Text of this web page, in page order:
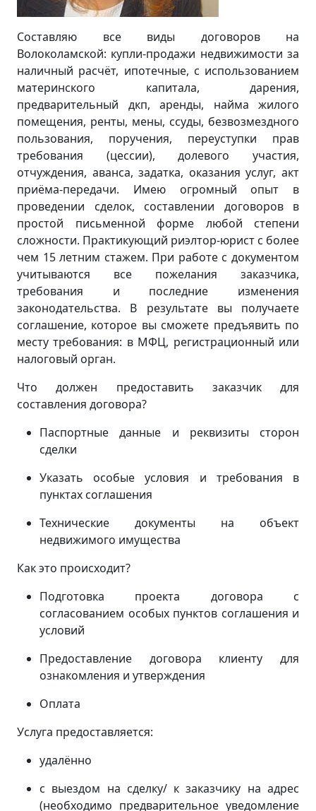
Составляю все виды договоров на
Волоколамской: купли-продажи недвижимости за
наличный расчёт, ипотечные, с использованием
материнского капитала, дарения,
предварительный дкп, аренды, найма жилого
помещения, ренты, мены, ссуды, безвозмездного
пользования, поручения, переуступки прав
требования (цессии), долевого участия,
отчуждения, аванса, задатка, оказания услуг, акт
приёма-передачи. Имею огромный опыт в
проведении сделок, составлении договоров в
простой письменной форме любой степени
сложности. Практикующий риэлтор-юрист с более
чем 15 летним стажем. При работе с документом
учитываются все пожелания заказчика,
требования и последние изменения
законодательства. В результате вы получаете
соглашение, которое вы сможете предъявить по
месту требования: в МФЦ, регистрационный или
налоговый орган.
Что должен предоставить заказчик для
составления договора?
Паспортные данные и реквизиты сторон
сделки
Указать особые условия и требования в
пунктах соглашения
Технические документы на объект
недвижимого имущества
Как это происходит?
Подготовка проекта договора с
согласованием особых пунктов соглашения и
условий
Предоставление договора клиенту для
ознакомления и утверждения
Оплата
Услуга предоставляется:
удалённо
с выездом на сделку/ к заказчику на адрес
(необходимо предварительное уведомление